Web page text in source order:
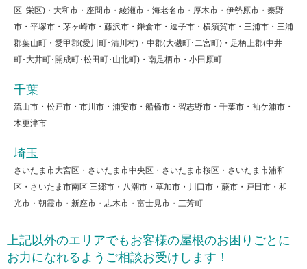
区･栄区)・大和市・座間市・綾瀬市・海老名市・厚木市・伊勢原市・秦野
市・平塚市・茅ヶ崎市・藤沢市・鎌倉市・逗子市・横須賀市・三浦市・三浦
郡葉山町・愛甲郡(愛川町･清川村)・中郡(大磯町･二宮町)・足柄上郡(中井
町･大井町･開成町･松田町･山北町)・南足柄市・小田原町
千葉
流山市・松戸市・市川市・浦安市・船橋市・習志野市・千葉市・袖ケ浦市・
木更津市
埼玉
さいたま市大宮区・さいたま市中央区・さいたま市桜区・さいたま市浦和
区・さいたま市南区 三郷市・八潮市・草加市・川口市・蕨市・戸田市・和
光市・朝霞市・新座市・志木市・富士見市・三芳町
上記以外のエリアでもお客様の屋根のお困りごとに
お力になれるようご相談お受けします！